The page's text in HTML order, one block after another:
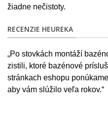
žiadne nečistoty.
RECENZIE HEUREKA
„Po stovkách montáží
zistili, ktoré bazénové
stránkach eshopu
aby vám slúžilo veľa rokov.“